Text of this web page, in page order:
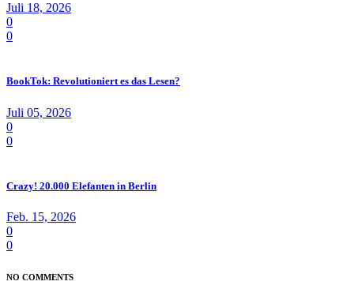
Juli 18, 2026
0
0
BookTok: Revolutioniert es das Lesen?
Juli 05, 2026
0
0
Crazy! 20.000 Elefanten in Berlin
Feb. 15, 2026
0
0
NO COMMENTS